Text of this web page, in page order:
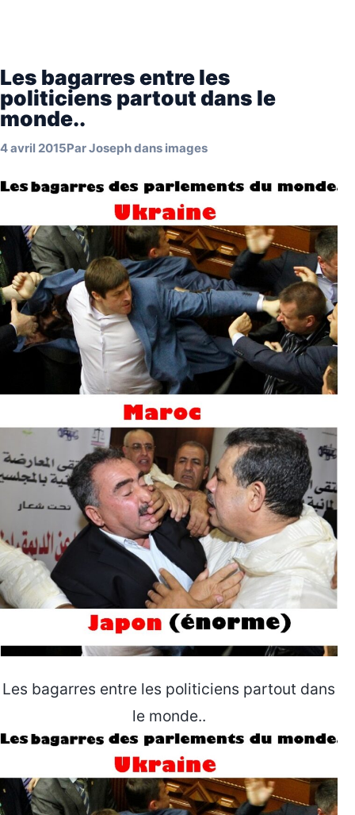
Les bagarres entre les
politiciens partout dans le
monde..
4 avril 2015ParJosephdans images
Les bagarres entre les politiciens partout dans
le monde..